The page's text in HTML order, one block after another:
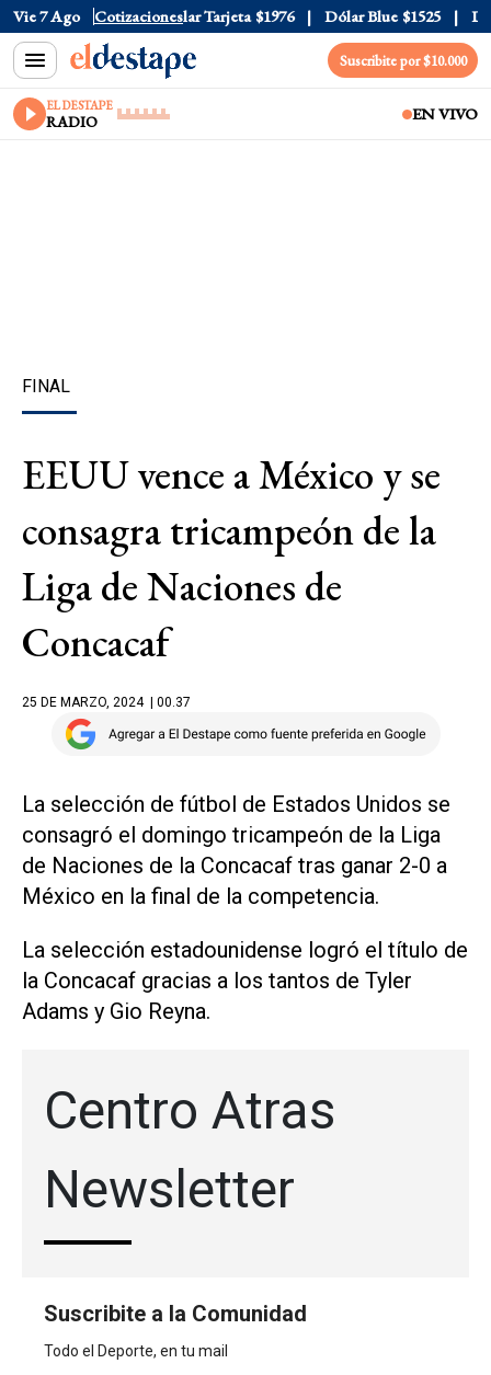
Vie 7 Ago Cotizaciones
Oficial $1520 Dólar Tarjeta $1976 Dólar Blue $1525
Suscribite por $10.000
EL DESTAPE
RADIO EN VIVO
FINAL
EEUU vence a México y se
consagra tricampeón de la
Liga de Naciones de
Concacaf
25 DE MARZO, 2024 | 00.37
La selección de fútbol de Estados Unidos se
consagró el domingo tricampeón de la Liga
de Naciones de la Concacaf tras ganar 2-0 a
México en la final de la competencia.
La selección estadounidense logró el título de
la Concacaf gracias a los tantos de Tyler
Adams y Gio Reyna.